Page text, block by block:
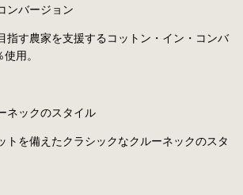
ンバージョン
指す農家を支援するコットン・イン・コンバ
用。
ネックのスタイル
トを備えたクラシックなクルーネックのスタ